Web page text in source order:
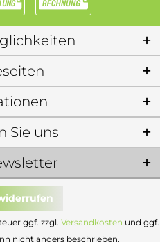
Sie uns
ggf. zzgl. Versandkosten und ggf.
nicht anders beschrieben.